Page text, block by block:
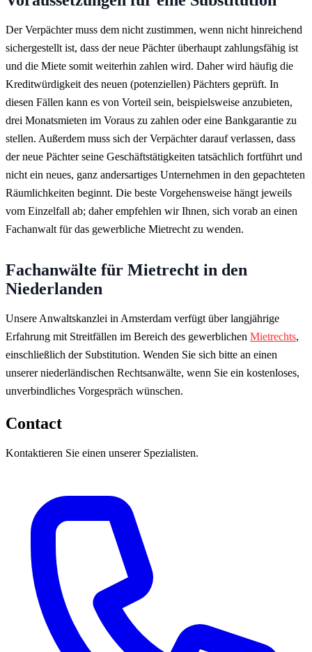
Der Verpächter muss dem nicht zustimmen, wenn nicht hinreichend
sichergestellt ist, dass der neue Pächter überhaupt zahlungsfähig ist
und die Miete somit weiterhin zahlen wird. Daher wird häufig die
Kreditwürdigkeit des neuen (potenziellen) Pächters geprüft. In
diesen Fällen kann es von Vorteil sein, beispielsweise anzubieten,
drei Monatsmieten im Voraus zu zahlen oder eine Bankgarantie zu
stellen. Außerdem muss sich der Verpächter darauf verlassen, dass
der neue Pächter seine Geschäftstätigkeiten tatsächlich fortführt und
nicht ein neues, ganz andersartiges Unternehmen in den gepachteten
Räumlichkeiten beginnt. Die beste Vorgehensweise hängt jeweils
vom Einzelfall ab; daher empfehlen wir Ihnen, sich vorab an einen
Fachanwalt für das gewerbliche Mietrecht zu wenden.
Fachanwälte für Mietrecht in den
Niederlanden
Unsere Anwaltskanzlei in Amsterdam verfügt über langjährige
Erfahrung mit Streitfällen im Bereich des gewerblichen Mietrechts,
einschließlich der Substitution. Wenden Sie sich bitte an einen
unserer niederländischen Rechtsanwälte, wenn Sie ein kostenloses,
unverbindliches Vorgespräch wünschen.
Contact
Kontaktieren Sie einen unserer Spezialisten.